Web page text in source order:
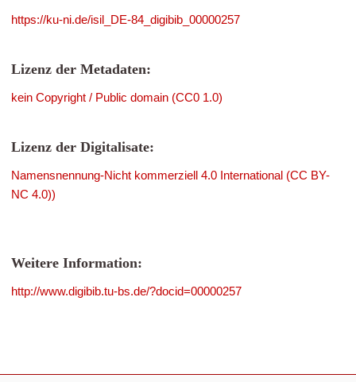
https://ku-ni.de/isil_DE-84_digibib_00000257
Lizenz der Metadaten:
kein Copyright / Public domain (CC0 1.0)
Lizenz der Digitalisate:
Namensnennung-Nicht kommerziell 4.0 International (CC BY-
NC 4.0))
Weitere Information:
http://www.digibib.tu-bs.de/?docid=00000257